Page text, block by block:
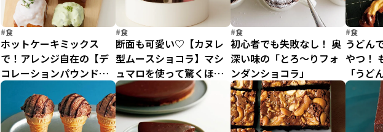
#食
ホットケーキミックス
で！アレンジ自在の【デ
コレーションパウンドケ
ーキ】
#食
断面も可愛い♡【カヌレ
型ムースショコラ】マシ
ュマロを使って驚くほど
簡単！
#食
初心者でも失敗なし！ 奥
深い味の「とろ～りフォ
ンダンショコラ」
#食
うどん
やつ！
「うど